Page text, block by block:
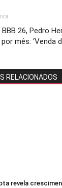
26, Pedro
mês: ‘Venda
RELACIONADOS
revela